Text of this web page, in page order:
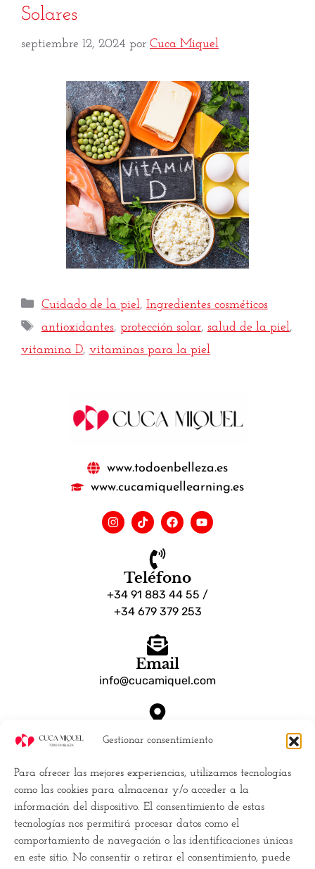
Gestionar consentimiento
Para ofrecer las mejores experiencias, utilizamos tecnologías
como las cookies para almacenar y/o acceder a la
información del dispositivo. El consentimiento de estas
tecnologías nos permitirá procesar datos como el
comportamiento de navegación o las identificaciones únicas
en este sitio. No consentir o retirar el consentimiento, puede
Solares
septiembre 12, 2024 por Cuca Miquel
Cuidado de la piel, Ingredientes cosméticos
antioxidantes, protección solar, salud de la piel,
vitamina D, vitaminas para la piel
www.todoenbelleza.es
www.cucamiquellearning.es
Teléfono
+34 91 883 44 55 /
+34 679 379 253
Email
info@cucamiquel.com
Dónde estamos
Calle Luchana, 25 28010 Madrid España
Empresa
Políticas de Cookies (UE)
Política de privacidad
Términos y Condiciones
Conviertete en distribuidor